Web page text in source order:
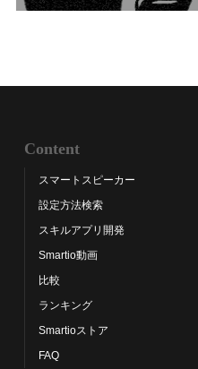
Content
スマートスピーカー
設定方法検索
スキルアプリ開発
Smartio動画
比較
ランキング
Smartioストア
FAQ